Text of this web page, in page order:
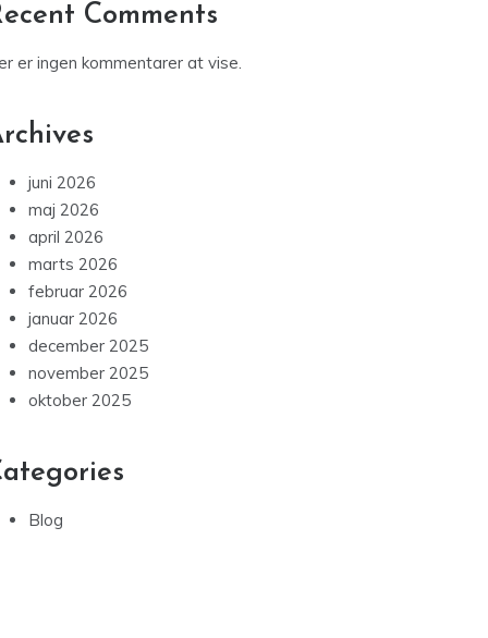
Comments
er ingen kommentarer at vise.
juni 2026
maj 2026
april 2026
marts 2026
februar 2026
januar 2026
december 2025
november 2025
oktober 2025
Blog